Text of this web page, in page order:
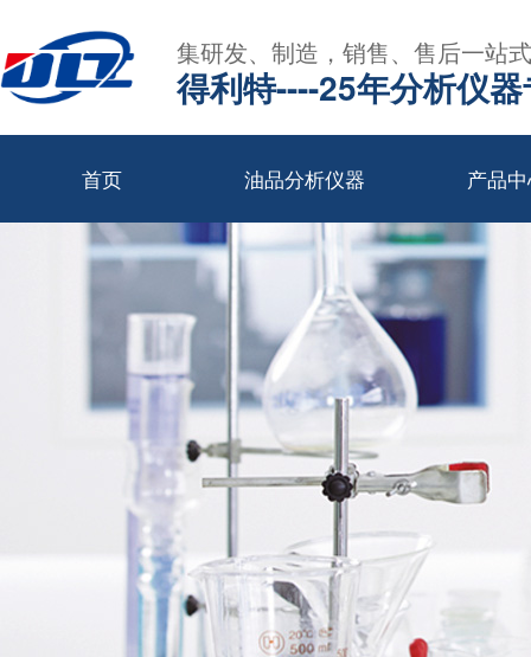
集研发、制造，销售、售后一站
得利特----25年分析仪
首页 油品分析仪器 产品